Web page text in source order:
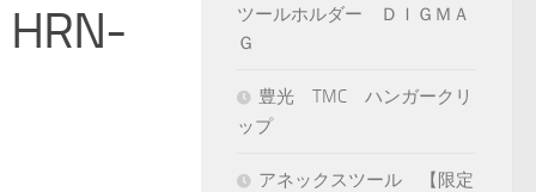
ツールホルダー ＤＩＧＭＡ
Ｇ
豊光 TMC ハンガークリ
ップ
アネックスツール 【限定